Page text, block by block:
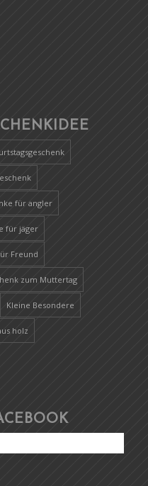
für angler
für jäger
Freund
zum Muttertag
Kleine Besondere
holz